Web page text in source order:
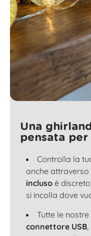
Una
pensata
Controlla la
anche attraverso
incluso è
si incolla dove
Tutte le
connettore USB,